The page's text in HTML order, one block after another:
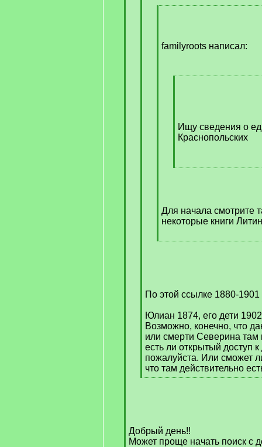
familyroots написал:
Ищу сведения о
Краснопольских
[
Для начала смотрите
некоторые книги
[
По этой ссылке 1880-1901
Юлиан 1874, его дети
Возможно, конечно, что
или смерти Северина там
есть ли открытый доступ
пожалуйста. Или сможет
что там действительно
[
Добрый день!!
Может проще начать поиск с